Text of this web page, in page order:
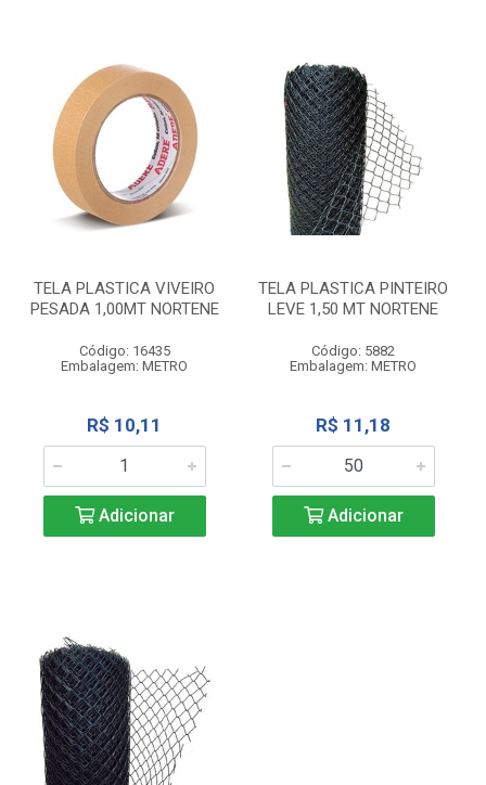
TELA PLASTICA VIVEIRO
PESADA 1,00MT NORTENE
Código: 16435
Embalagem: METRO
R$ 10,11
Adicionar
TELA PLASTICA PINTEIRO
LEVE 1,50 MT NORTENE
Código: 5882
Embalagem: METRO
R$ 11,18
Adicionar